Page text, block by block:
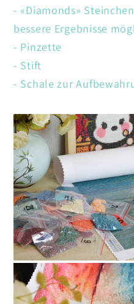
- «Diamonds»
bessere Ergebnisse
- Pinzette
- Stift
- Schale zur